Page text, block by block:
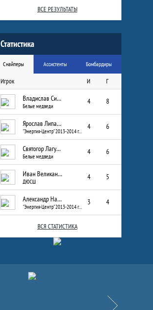
ВСЕ РЕЗУЛЬТАТЫ
Статистика
Снайперы Ассистенты Бомбардиры
Игрок И Г
Владислав Сизых 4 8
Белые медведи
Ярослав Липатов 4 6
"Энергия-Центр" 2013-2014 г.р.
Святогор Лагуткин 4 6
Белые медведи
Иван Великанов 4 5
ДЮСШ
Александр Назаров 3 4
"Энергия-Центр" 2013-2014 г.р.
ВСЯ СТАТИСТИКА
Вперёд